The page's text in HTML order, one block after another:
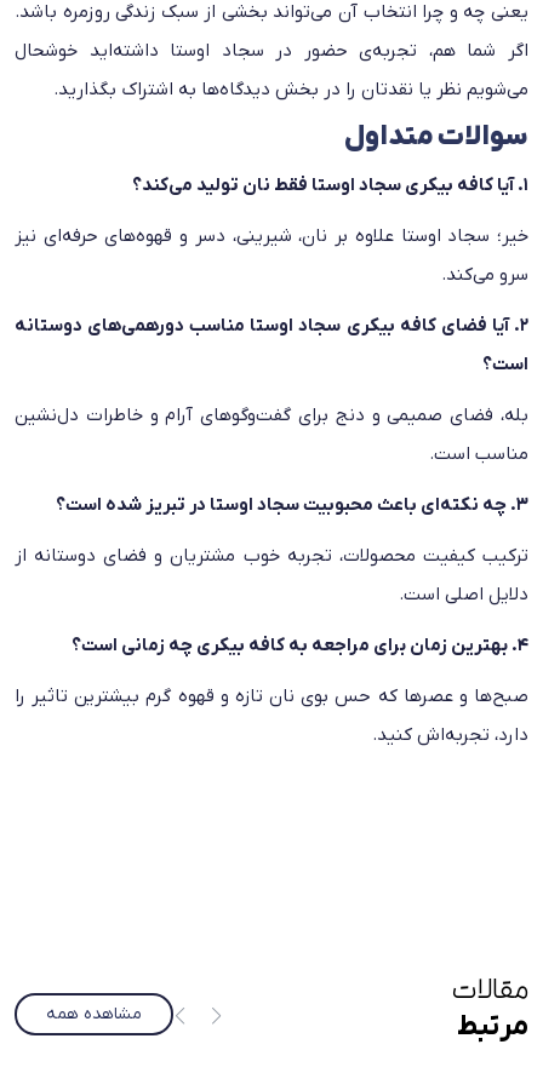
یعنی چه و چرا انتخاب آن می‌تواند بخشی از سبک زندگی روزمره باشد.
اگر شما هم، تجربه‌ی حضور در سجاد اوستا داشته‌اید خوشحال
می‌شویم نظر یا نقدتان را در بخش دیدگاه‌ها به اشتراک بگذارید.
سوالات متداول
۱. آیا کافه بیکری سجاد اوستا فقط نان تولید می‌کند؟
خیر؛ سجاد اوستا علاوه بر نان، شیرینی، دسر و قهوه‌های حرفه‌ای نیز
سرو می‌کند.
۲. آیا فضای کافه بیکری سجاد اوستا مناسب دورهمی‌های دوستانه
است؟
بله، فضای صمیمی و دنج برای گفت‌و‌گوهای آرام و خاطرات دل‌نشین
مناسب است.
۳. چه نکته‌ای باعث محبوبیت سجاد اوستا در تبریز شده است؟
ترکیب کیفیت محصولات، تجربه خوب مشتریان و فضای دوستانه از
دلایل اصلی است.
۴. بهترین زمان برای مراجعه به کافه بیکری چه زمانی است؟
صبح‌ها و عصرها که حس بوی نان تازه و قهوه گرم بیشترین تاثیر را
دارد، تجربه‌اش کنید.
مقالات
مرتبط
مشاهده همه